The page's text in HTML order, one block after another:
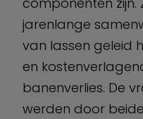
jarenlange
van lassen geleid
en
banenverlies. De
werden door